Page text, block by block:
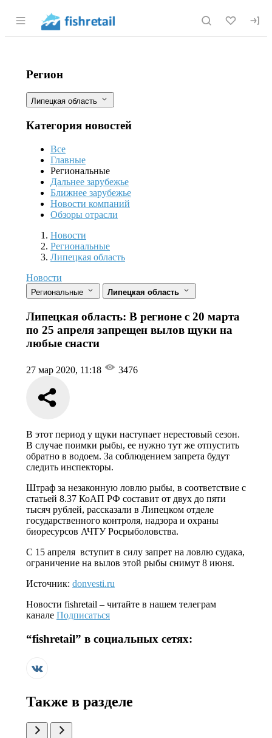
Раздел навигации по сайту fishretail.ru
Липецкая область: В регионе с 20
Фильтры
Регион
Липецкая область
Категория новостей
Все
Главные
Региональные
Дальнее зарубежье
Ближнее зарубежье
Новости компаний
Обзоры отрасли
Новости
Разделы
Новости
Региональные
Липецкая область
Новости
Региональные Липецкая область
Липецкая область: В регионе с 20 марта
по 25 апреля запрещен вылов щуки на
любые снасти
27 мар 2020, 11:18 3476
В этот период у щуки наступает нерестовый сезон.
В случае поимки рыбы, ее нужно тут же отпустить
обратно в водоем. За соблюдением запрета будут
следить инспекторы.
Штраф за незаконную ловлю рыбы, в соответствие с
статьей 8.37 КоАП РФ составит от двух до пяти
тысяч рублей, рассказали в Липецком отделе
государственного контроля, надзора и охраны
биоресурсов АЧТУ Росрыболовства.
С 15 апреля вступит в силу запрет на ловлю судака,
ограничение на вылов этой рыбы снимут 8 июня.
Источник: donvesti.ru
Новости fishretail – читайте в нашем телеграм
канале Подписаться
“fishretail” в социальных сетях:
Также в разделе